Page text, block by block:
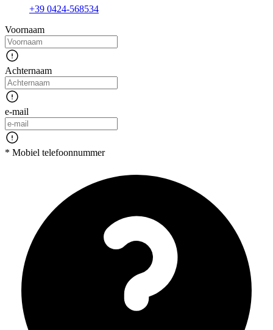
+39 0424-568534
Voornaam
Achternaam
e-mail
* Mobiel telefoonnummer